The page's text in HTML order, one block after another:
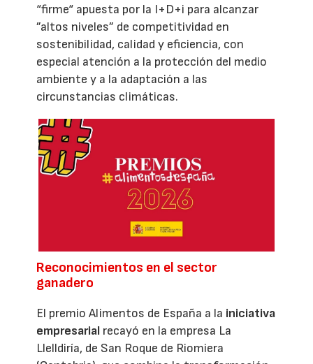
“firme“ apuesta por la I+D+i para alcanzar
”altos niveles” de competitividad en
sostenibilidad, calidad y eficiencia, con
especial atención a la protección del medio
ambiente y a la adaptación a las
circunstancias climáticas.
Reconocimientos en el sector
ganadero
El premio Alimentos de España a la iniciativa
empresarial recayó en la empresa La
Llelldiría, de San Roque de Riomiera